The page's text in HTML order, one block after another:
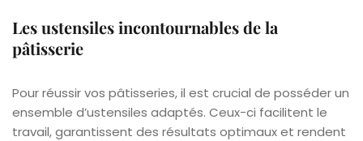
Les ustensiles incontournables de la
pâtisserie
Pour réussir vos pâtisseries, il est crucial de posséder un
ensemble d’ustensiles adaptés. Ceux-ci facilitent le
travail, garantissent des résultats optimaux et rendent